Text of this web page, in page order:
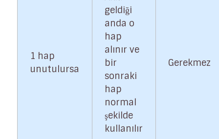
1 hap
unutulursa
geldiği
anda o
hap
alınır ve
bir
sonraki
hap
normal
şekilde
kullanılır
Gerekmez